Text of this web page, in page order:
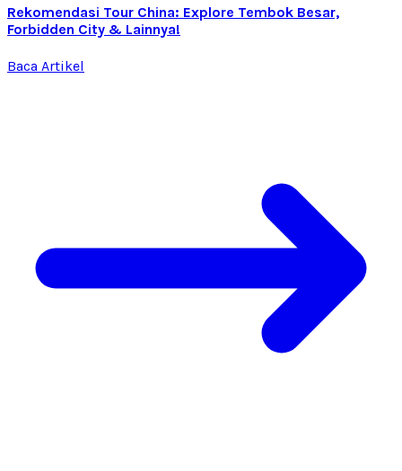
Rekomendasi Tour China: Explore Tembok Besar,
Forbidden City & Lainnya!
Baca Artikel